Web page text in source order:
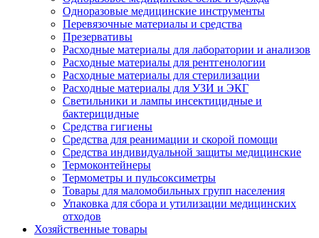
Одноразовые медицинские инструменты
Перевязочные материалы и средства
Презервативы
Расходные материалы для лаборатории и анализов
Расходные материалы для рентгенологии
Расходные материалы для стерилизации
Расходные материалы для УЗИ и ЭКГ
Светильники и лампы инсектицидные и
бактерицидные
Средства гигиены
Средства для реанимации и скорой помощи
Средства индивидуальной защиты медицинские
Термоконтейнеры
Термометры и пульсоксиметры
Товары для маломобильных групп населения
Упаковка для сбора и утилизации медицинских
отходов
Хозяйственные товары